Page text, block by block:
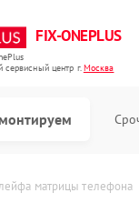
FIX-ONEPLUS
cервисный центр г.Москва
матрицы телефона